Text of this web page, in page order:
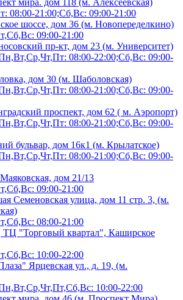
08:00-21:00;Сб,Вс: 09:00-21:00
шоссе, дом 36 (м. Новопеределкино)
09:00-21:00
пр-кт, дом 23 (м. Университет)
08:00-22:00;Сб,Вс: 09:00-
дом 30 (м. Шаболовская)
08:00-21:00;Сб,Вс: 09:00-
проспект, дом 62 ( м. Аэропорт)
08:00-21:00;Сб,Вс: 09:00-
бульвар, дом 16к1 (м. Крылатское)
08:00-21:00;Сб,Вс: 09:00-
дом 21/13
09:00-21:00
Семеновская улица, дом 11 стр. 3, (м.
08:00-21:00
ТЦ "Торговый квартал", Каширское
10:00-22:00
Ярцевская ул., д. 19, (м.
10:00-22:00